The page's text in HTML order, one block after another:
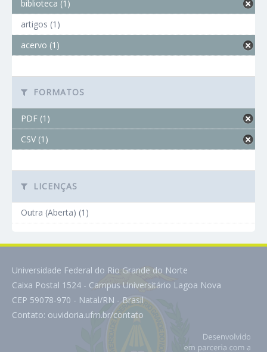
biblioteca (1)
artigos (1)
acervo (1)
FORMATOS
PDF (1)
CSV (1)
LICENÇAS
Outra (Aberta) (1)
Universidade Federal do Rio Grande do Norte
Caixa Postal 1524 - Campus Universitário Lagoa Nova
CEP 59078-970 - Natal/RN - Brasil
Contato: ouvidoria.ufrn.br/contato